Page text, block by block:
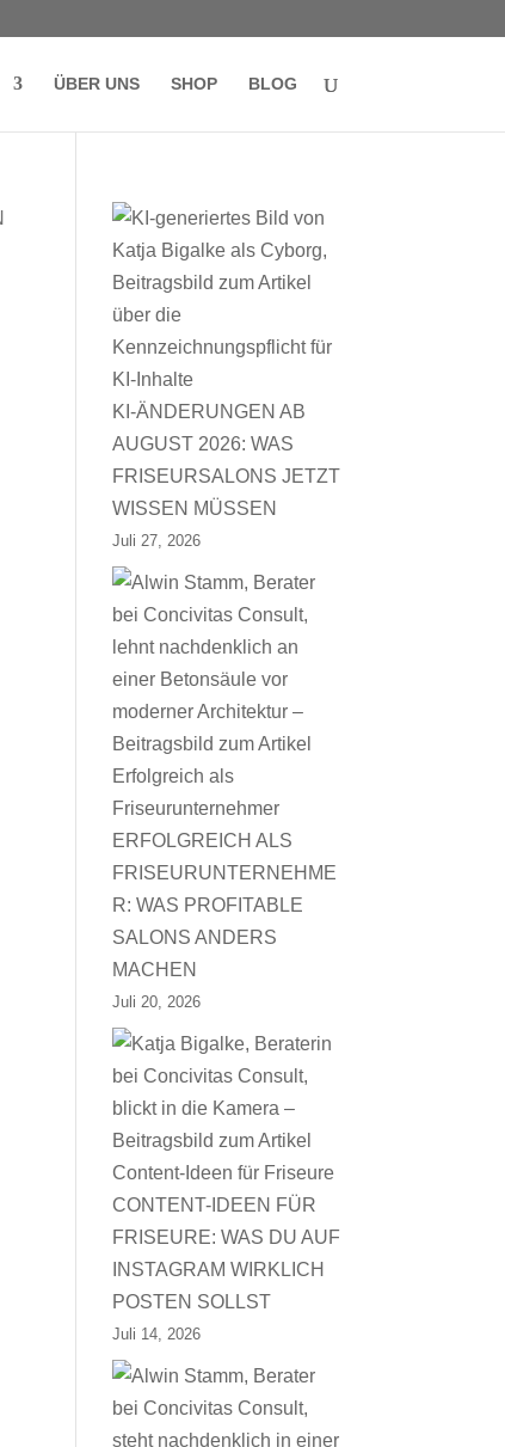
ÜBER UNS SHOP BLOG
KI-ÄNDERUNGEN AB
AUGUST 2026: WAS
FRISEURSALONS JETZT
WISSEN MÜSSEN
Juli 27, 2026
ERFOLGREICH ALS
FRISEURUNTERNEHME
R: WAS PROFITABLE
SALONS ANDERS
MACHEN
Juli 20, 2026
CONTENT-IDEEN FÜR
FRISEURE: WAS DU AUF
INSTAGRAM WIRKLICH
POSTEN SOLLST
Juli 14, 2026